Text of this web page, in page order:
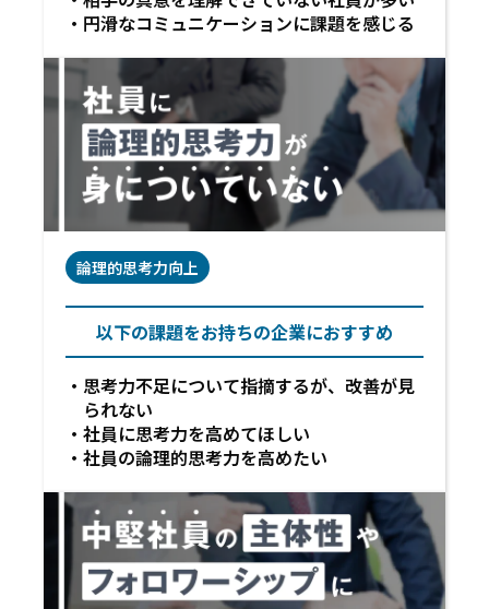
円滑なコミュニケーションに課題を感じる
論理的思考力向上
以下の課題をお持ちの企業におすすめ
思考力不足について指摘するが、改善が見
られない
社員に思考力を高めてほしい
社員の論理的思考力を高めたい